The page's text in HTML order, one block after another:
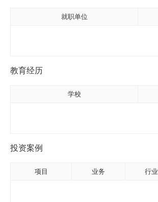
就职单位
教育经历
学校
投资案例
项目 业务 行业